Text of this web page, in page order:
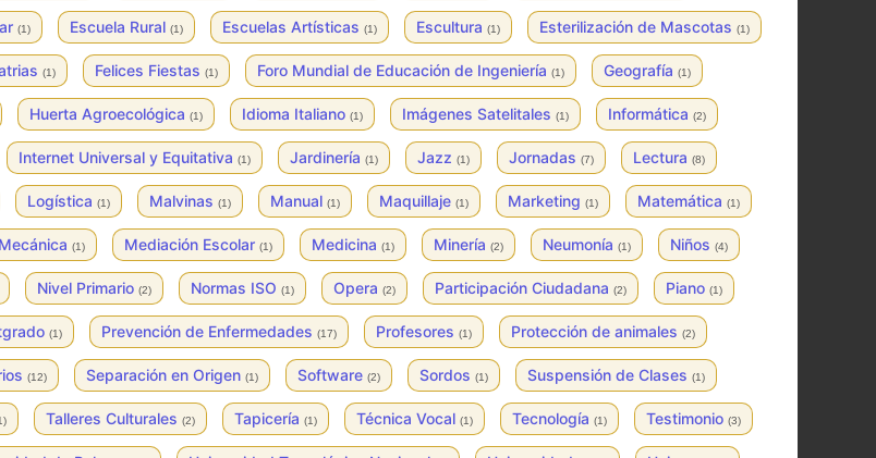
(1) Escuela Rural (1) Escuelas Artísticas (1) Escultura (1) Esterilización de Mascotas (1)
(1) Felices Fiestas (1) Foro Mundial de Educación de Ingeniería (1) Geografía (1)
Huerta Agroecológica (1) Idioma Italiano (1) Imágenes Satelitales (1) Informática (2)
Internet Universal y Equitativa (1) Jardinería (1) Jazz (1) Jornadas (7) Lectura (8)
Logística (1) Malvinas (1) Manual (1) Maquillaje (1) Marketing (1) Matemática (1)
Mecánica (1) Mediación Escolar (1) Medicina (1) Minería (2) Neumonía (1) Niños (4)
Nivel Primario (2) Normas ISO (1) Opera (2) Participación Ciudadana (2) Piano (1)
(1) Prevención de Enfermedades (17) Profesores (1) Protección de animales (2)
(12) Separación en Origen (1) Software (2) Sordos (1) Suspensión de Clases (1)
Talleres Culturales (2) Tapicería (1) Técnica Vocal (1) Tecnología (1) Testimonio (3)